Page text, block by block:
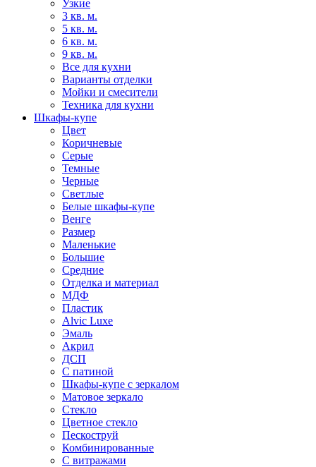
Узкие
3 кв. м.
5 кв. м.
6 кв. м.
9 кв. м.
Все для кухни
Варианты отделки
Мойки и смесители
Техника для кухни
Шкафы-купе
Цвет
Коричневые
Серые
Темные
Черные
Светлые
Белые шкафы-купе
Венге
Размер
Маленькие
Большие
Средние
Отделка и материал
МДФ
Пластик
Alvic Luxe
Эмаль
Акрил
ДСП
С патиной
Шкафы-купе с зеркалом
Матовое зеркало
Стекло
Цветное стекло
Пескоструй
Комбинированные
С витражами